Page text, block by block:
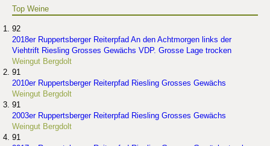
Top Weine
92
2018er Ruppertsberger Reiterpfad An den Achtmorgen links der
Viehtrift Riesling Grosses Gewächs VDP. Grosse Lage trocken
Weingut Bergdolt
91
2010er Ruppertsberger Reiterpfad Riesling Grosses Gewächs
Weingut Bergdolt
91
2003er Ruppertsberger Reiterpfad Riesling Grosses Gewächs
Weingut Bergdolt
91